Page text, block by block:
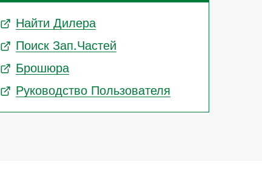
Найти Дилера
Поиск Зап.частей
Брошюра
Руководство Пользователя